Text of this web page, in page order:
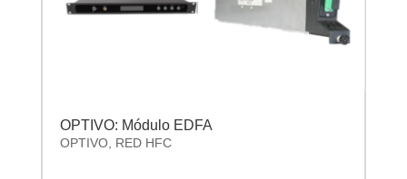
OPTIVO: Módulo EDFA
OPTIVO, RED HFC